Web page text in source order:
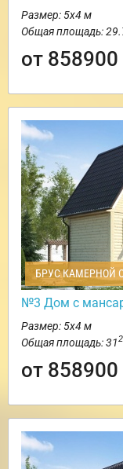
Размер: 5х4 м
Общая площадь:
от 858900
БРУС КАМЕРНОЙ
№3 Дом с
Размер: 5х4 м
Общая площадь: 312
от 858900